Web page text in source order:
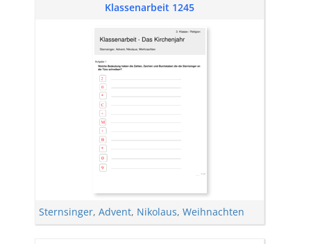
Klassenarbeit 1245
Sternsinger, Advent, Nikolaus, Weihnachten